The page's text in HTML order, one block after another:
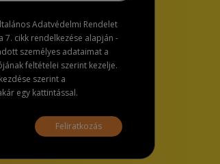
Adatvédelmi Rendelet
7. cikk rendelkezése alapján -
személyes adataimat a
feltételei szerint kezelje.
szerint a
egy kattintással.
Feliratkozás